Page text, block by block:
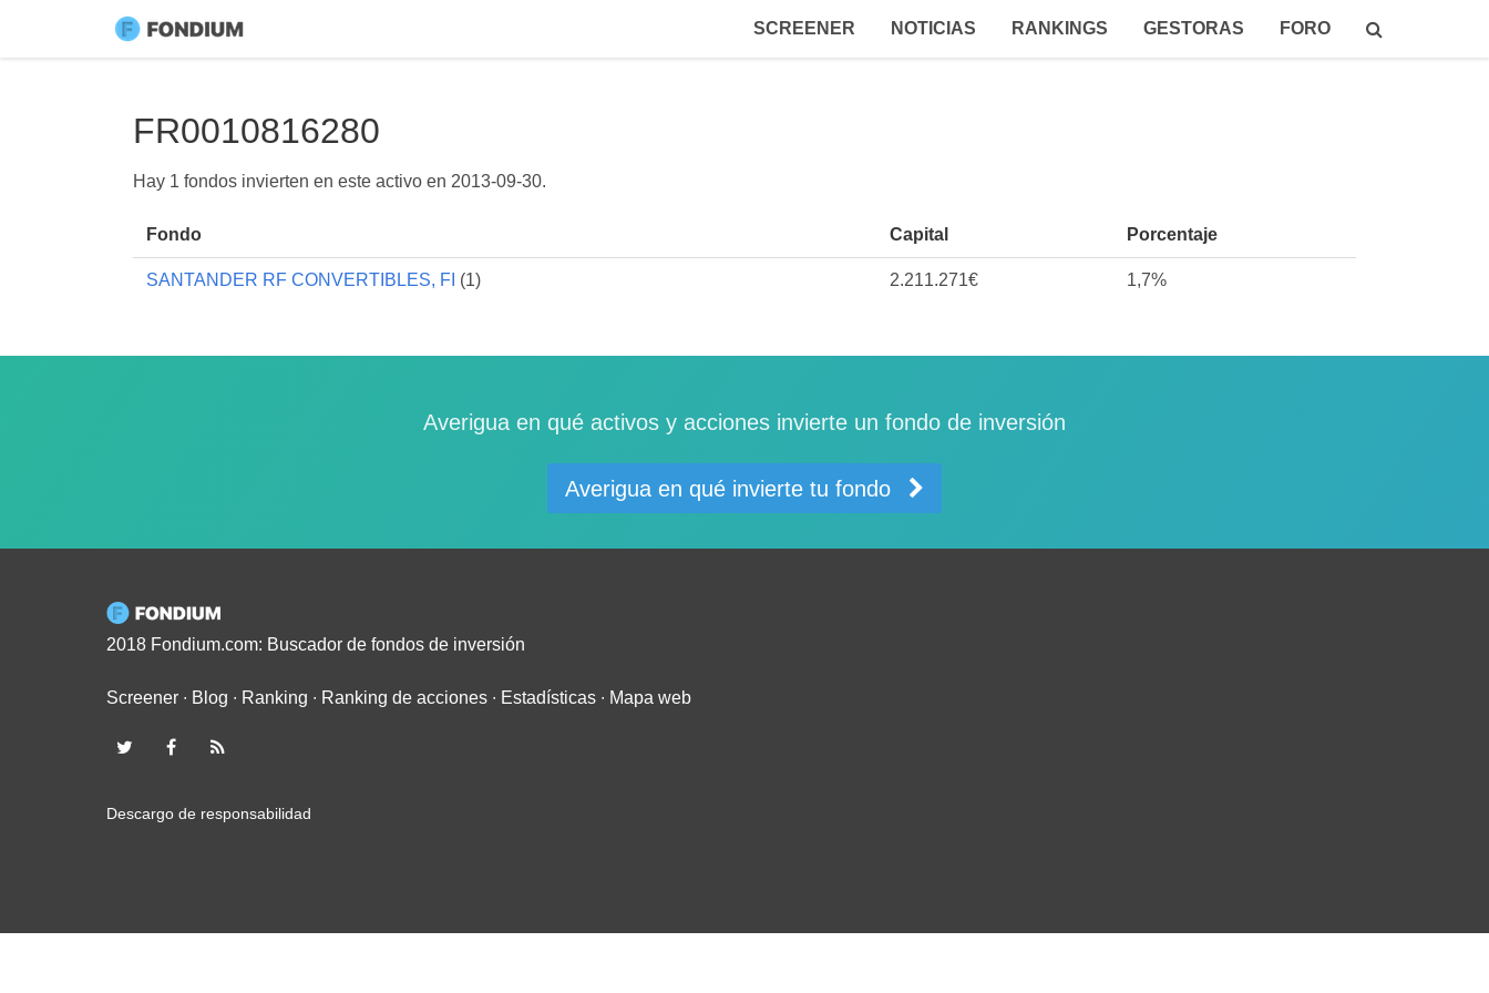
SCREENER NOTICIAS RANKINGS GESTORAS FORO
FR0010816280
Hay 1 fondos invierten en este activo en 2013-09-30.
Fondo Capital Porcentaje
SANTANDER RF CONVERTIBLES, FI (1) 2.211.271€ 1,7%
Averigua en qué activos y acciones invierte un fondo de inversión
Averigua en qué invierte tu fondo
2018 Fondium.com: Buscador de fondos de inversión
Screener ∙ Blog ∙ Ranking ∙ Ranking de acciones ∙ Estadísticas ∙ Mapa web
Descargo de responsabilidad